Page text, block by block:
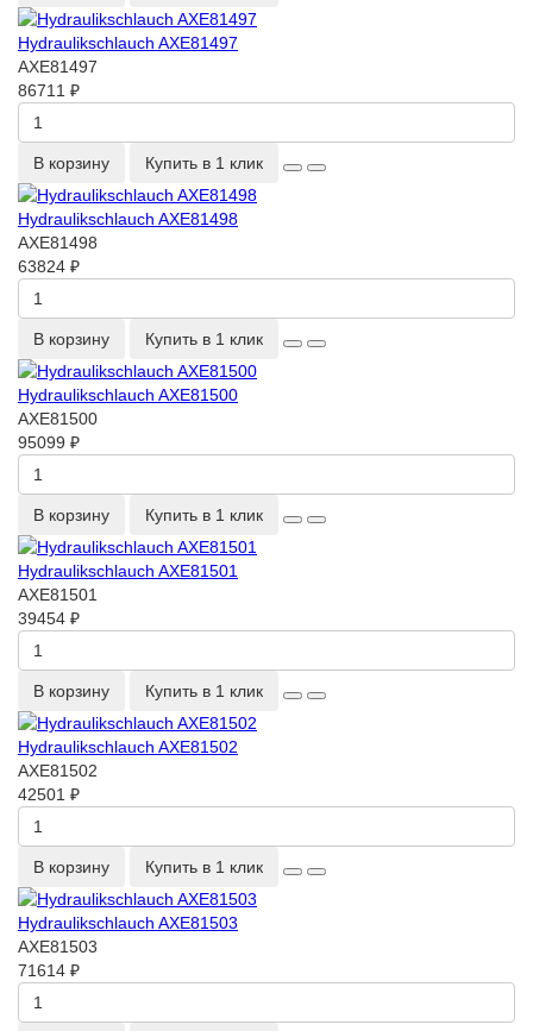
Hydraulikschlauch AXE81497
AXE81497
86711 ₽
В корзину Купить в 1 клик
Hydraulikschlauch AXE81498
AXE81498
63824 ₽
В корзину Купить в 1 клик
Hydraulikschlauch AXE81500
AXE81500
95099 ₽
В корзину Купить в 1 клик
Hydraulikschlauch AXE81501
AXE81501
39454 ₽
В корзину Купить в 1 клик
Hydraulikschlauch AXE81502
AXE81502
42501 ₽
В корзину Купить в 1 клик
Hydraulikschlauch AXE81503
AXE81503
71614 ₽